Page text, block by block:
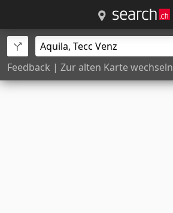
Feedback | Zur alten Karte wechseln